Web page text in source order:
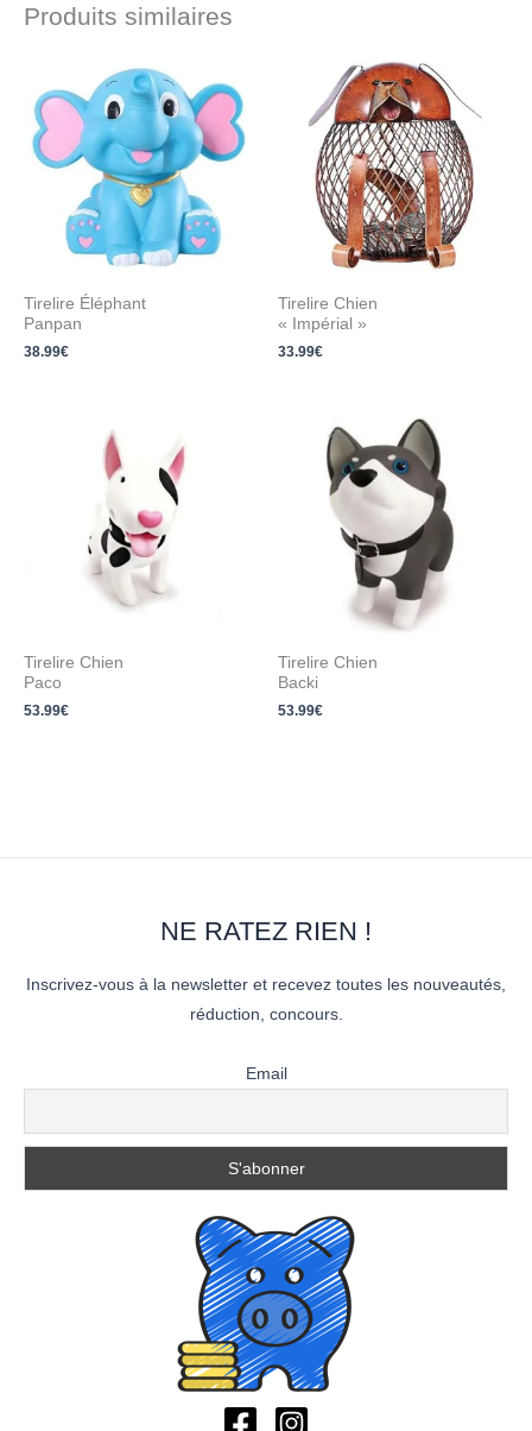
Produits similaires
Tirelire Éléphant
Panpan
38.99€
Tirelire Chien
« Impérial »
33.99€
Tirelire Chien
Paco
53.99€
Tirelire Chien
Backi
53.99€
NE RATEZ RIEN !
Inscrivez-vous à la newsletter et recevez toutes les nouveautés,
réduction, concours.
Email